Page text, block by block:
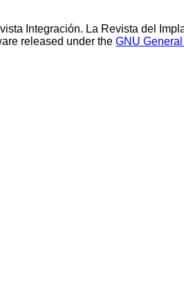
Integración. La Revista del
released under theGNU